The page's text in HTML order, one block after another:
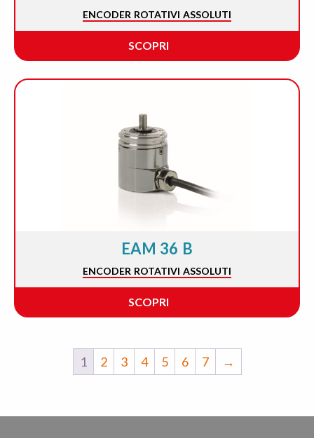
ENCODER ROTATIVI ASSOLUTI
SCOPRI
EAM 36 B
ENCODER ROTATIVI ASSOLUTI
SCOPRI
1 2 3 4 5 6 7 →